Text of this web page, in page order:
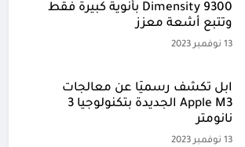
Dimensity 9300 بأنوية كبيرة فقط
وتتبع أشعة معزز
13 نوفمبر 2023
آبل تكشف رسميًا عن معالجات
Apple M3 الجديدة بتكنولوجيا 3
نانومتر
13 نوفمبر 2023